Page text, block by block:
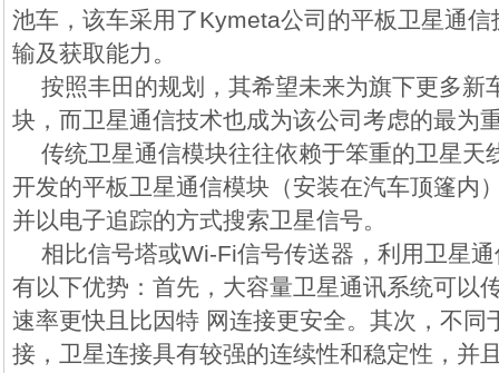
池车，该车采用了Kymeta公司的平板卫星通
输及获取能力。
按照丰田的规划，其希望未来为旗下更多新
块，而卫星通信技术也成为该公司考虑的最为
传统卫星通信模块往往依赖于笨重的卫星天
开发的平板卫星通信模块（安装在汽车顶篷内
并以电子追踪的方式搜索卫星信号。
相比信号塔或Wi-Fi信号传送器，利用卫星
有以下优势：首先，大容量卫星通讯系统可以
速率更快且比因特 网连接更安全。其次，不同
接，卫星连接具有较强的连续性和稳定性，并